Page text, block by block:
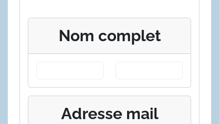
Nom complet
Adresse mail